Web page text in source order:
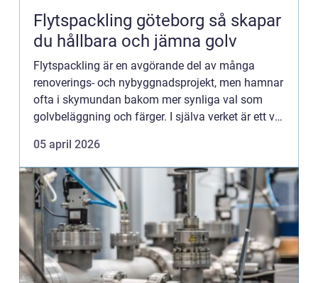
Flytspackling göteborg så skapar
du hållbara och jämna golv
Flytspackling är en avgörande del av många
renoverings- och nybyggnadsprojekt, men hamnar
ofta i skymundan bakom mer synliga val som
golvbeläggning och färger. I själva verket är ett väl
hållbart och...
05 april 2026